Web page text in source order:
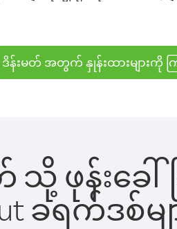
ဒိန်းမတ် အတွက် နှုန်းထားများကို က
မတ် သို့ ဖုန်း
ခရက်ဒစ်